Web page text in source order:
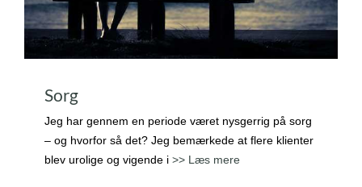
Sorg
Jeg har gennem en periode været nysgerrig på sorg
– og hvorfor så det? Jeg bemærkede at flere klienter
blev urolige og vigende i >> Læs mere